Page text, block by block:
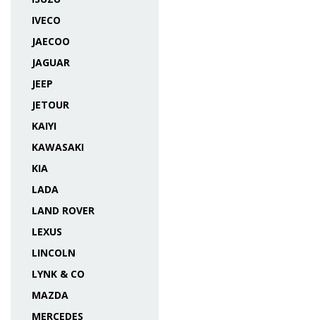
IVECO
JAECOO
JAGUAR
JEEP
JETOUR
KAIYI
KAWASAKI
KIA
LADA
LAND ROVER
LEXUS
LINCOLN
LYNK & CO
MAZDA
MERCEDES